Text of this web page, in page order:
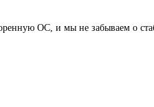
ОС, и мы не забываем о